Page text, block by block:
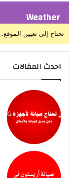
Weather
تحتاج إلى تعيين الموقع.
احدث المقالات